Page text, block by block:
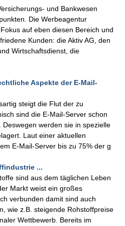
und Bankwesen
Die Werbeagentur
auf eben diesen Bereich und
Kunden: die Aktiv AG, den
Wirtschaftsdienst, die
Aspekte der E-Mail-
steigt die Flut der zu
sind die E-Mail-Server schon
werden sie in spezielle
Laut einer aktuellen
E-Mail-Server bis zu 75% der g
...
sind aus dem täglichen Leben
Markt weist ein großes
verbunden damit sind auch
wie z.B. steigende Rohstoffpreise
Wettbewerb. Bereits im